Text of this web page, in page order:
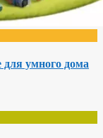
умного дома